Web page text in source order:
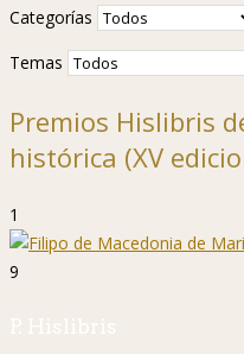
Categorías
Temas
Premios Hislibris
histórica (XV
1
9
P. Hislibris